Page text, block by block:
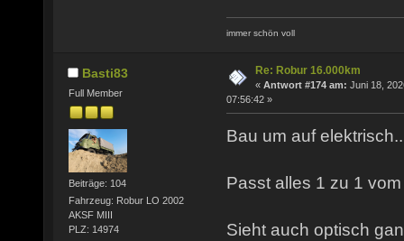
immer schön voll
Basti83
Full Member
Beiträge: 104
Fahrzeug: Robur LO 2002
AKSF MIII
PLZ: 14974
Re: Robur 16.000km
« Antwort #174 am: Juni 18,
07:56:42 »
Bau um auf
Passt alles 1 zu 1
Sieht auch optisch